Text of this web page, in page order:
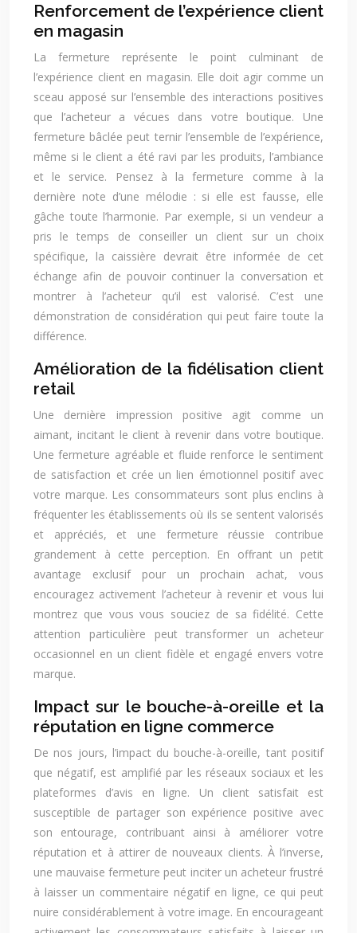
Renforcement de l’expérience client
en magasin
La fermeture représente le point culminant de
l’expérience client en magasin. Elle doit agir comme un
sceau apposé sur l’ensemble des interactions positives
que l’acheteur a vécues dans votre boutique. Une
fermeture bâclée peut ternir l’ensemble de l’expérience,
même si le client a été ravi par les produits, l’ambiance
et le service. Pensez à la fermeture comme à la
dernière note d’une mélodie : si elle est fausse, elle
gâche toute l’harmonie. Par exemple, si un vendeur a
pris le temps de conseiller un client sur un choix
spécifique, la caissière devrait être informée de cet
échange afin de pouvoir continuer la conversation et
montrer à l’acheteur qu’il est valorisé. C’est une
démonstration de considération qui peut faire toute la
différence.
Amélioration de la fidélisation client
retail
Une dernière impression positive agit comme un
aimant, incitant le client à revenir dans votre boutique.
Une fermeture agréable et fluide renforce le sentiment
de satisfaction et crée un lien émotionnel positif avec
votre marque. Les consommateurs sont plus enclins à
fréquenter les établissements où ils se sentent valorisés
et appréciés, et une fermeture réussie contribue
grandement à cette perception. En offrant un petit
avantage exclusif pour un prochain achat, vous
encouragez activement l’acheteur à revenir et vous lui
montrez que vous vous souciez de sa fidélité. Cette
attention particulière peut transformer un acheteur
occasionnel en un client fidèle et engagé envers votre
marque.
Impact sur le bouche-à-oreille et la
réputation en ligne commerce
De nos jours, l’impact du bouche-à-oreille, tant positif
que négatif, est amplifié par les réseaux sociaux et les
plateformes d’avis en ligne. Un client satisfait est
susceptible de partager son expérience positive avec
son entourage, contribuant ainsi à améliorer votre
réputation et à attirer de nouveaux clients. À l’inverse,
une mauvaise fermeture peut inciter un acheteur frustré
à laisser un commentaire négatif en ligne, ce qui peut
nuire considérablement à votre image. En encourageant